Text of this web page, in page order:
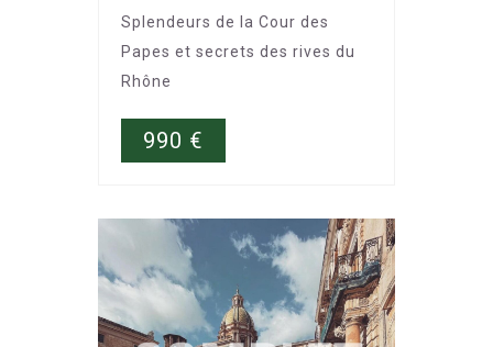
Splendeurs de la Cour des
Papes et secrets des rives du
Rhône
990 €